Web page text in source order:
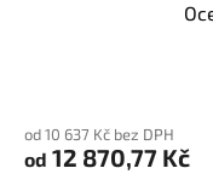
od 10 637 Kč bez DPH
od 12 870,77 Kč